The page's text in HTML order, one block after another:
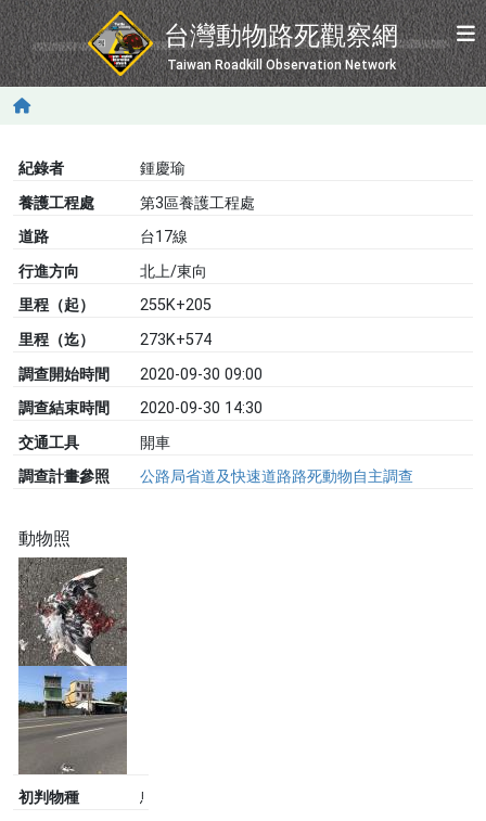
移至主內容
台灣動物路死觀察網
Taiwan Roadkill Observation Network
紀錄者
鍾慶瑜
養護工程處
第3區養護工程處
道路
台17線
行進方向
北上/東向
里程（起）
255K+205
里程（迄）
273K+574
調查開始時間
2020-09-30 09:00
調查結束時間
2020-09-30 14:30
交通工具
開車
調查計畫參照
公路局省道及快速道路路死動物自主調查
動物照
初判物種
鳥